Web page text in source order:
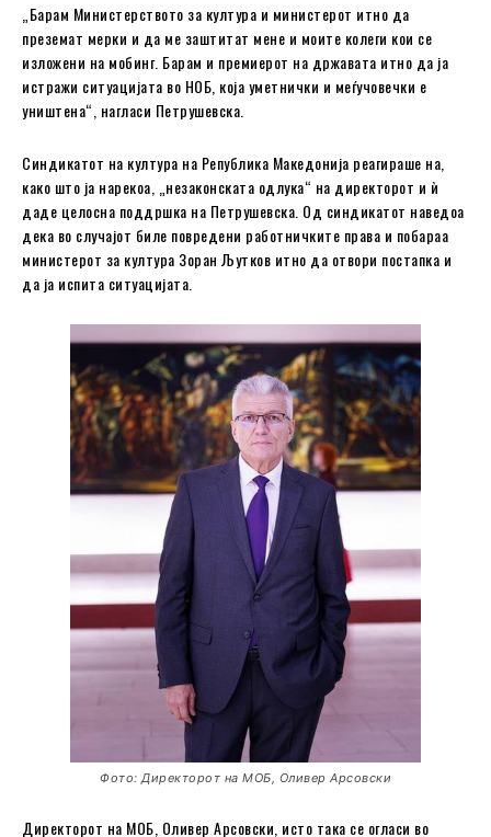
„Барам Министерството за култура и министерот итно да
преземат мерки и да ме заштитат мене и моите колеги кои се
изложени на мобинг. Барам и премиерот на државата итно да ја
истражи ситуацијата во НОБ, која уметнички и меѓучовечки е
уништена“, нагласи Петрушевска.
Синдикатот на култура на Република Македонија реагираше на,
како што ја нарекоа, „незаконската одлука“ на директорот и ѝ
даде целосна поддршка на Петрушевска. Од синдикатот наведоа
дека во случајот биле повредени работничките права и побараа
министерот за култура Зоран Љутков итно да отвори постапка и
да ја испита ситуацијата.
Фото: Директорот на МОБ, Оливер Арсовски
Директорот на МОБ, Оливер Арсовски, исто така се огласи во